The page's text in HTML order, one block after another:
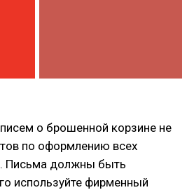
о брошенной корзине не
по оформлению всех
Письма должны быть
используйте фирменный